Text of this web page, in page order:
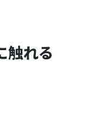
触れる